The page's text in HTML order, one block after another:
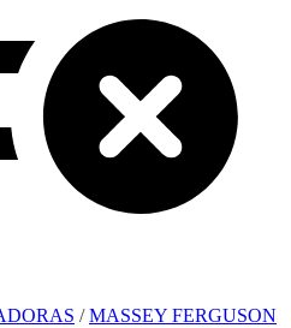
/MASSEY FERGUSON